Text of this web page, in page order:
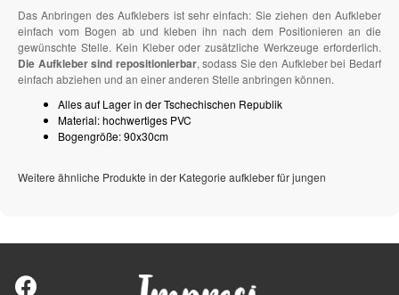
Das Anbringen des Aufklebers ist sehr einfach: Sie ziehen den Aufkleber
einfach vom Bogen ab und kleben ihn nach dem Positionieren an die
gewünschte Stelle. Kein Kleber oder zusätzliche Werkzeuge erforderlich.
Die Aufkleber sind repositionierbar, sodass Sie den Aufkleber bei Bedarf
einfach abziehen und an einer anderen Stelle anbringen können.
Alles auf Lager in der Tschechischen Republik
Material: hochwertiges PVC
Bogengröße: 90x30cm
Weitere ähnliche Produkte in der Kategorie aufkleber für jungen